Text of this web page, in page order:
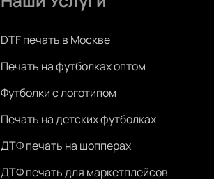
DTF печать в Москве
Печать на футболках оптом
Футболки с логотипом
Печать на детских футболках
ДТФ печать на шопперах
ДТФ печать для маркетплейсов